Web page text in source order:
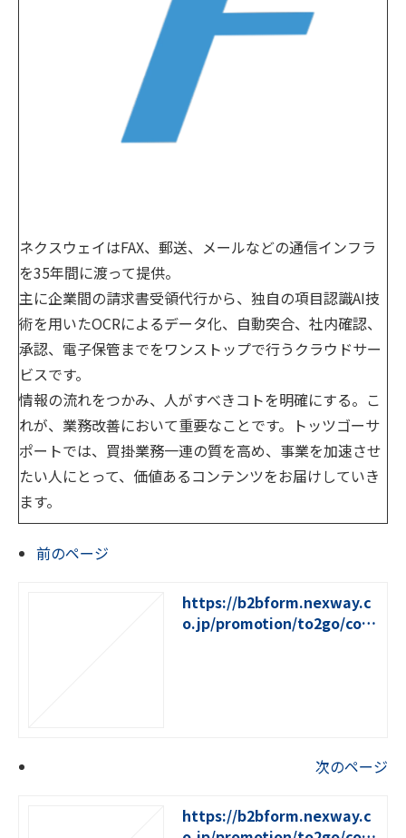
ネクスウェイはFAX、郵送、メールなどの通信インフラ
を35年間に渡って提供。
主に企業間の請求書受領代行から、独自の項目認識AI技
術を用いたOCRによるデータ化、自動突合、社内確認、
承認、電子保管までをワンストップで行うクラウドサー
ビスです。
情報の流れをつかみ、人がすべきコトを明確にする。こ
れが、業務改善において重要なことです。トッツゴーサ
ポートでは、買掛業務一連の質を高め、事業を加速させ
たい人にとって、価値あるコンテンツをお届けしていき
ます。
前のページ
https://b2bform.nexway.c
o.jp/promotion/to2go/colu
次のページ
https://b2bform.nexway.c